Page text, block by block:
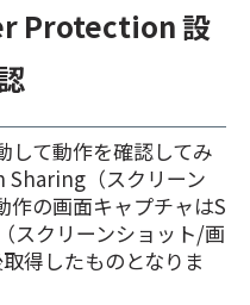
Protection 設
て動作を確認してみ
（スクリーン
作の画面キャプチャはS
クリーンショット/画
得したものとなりま